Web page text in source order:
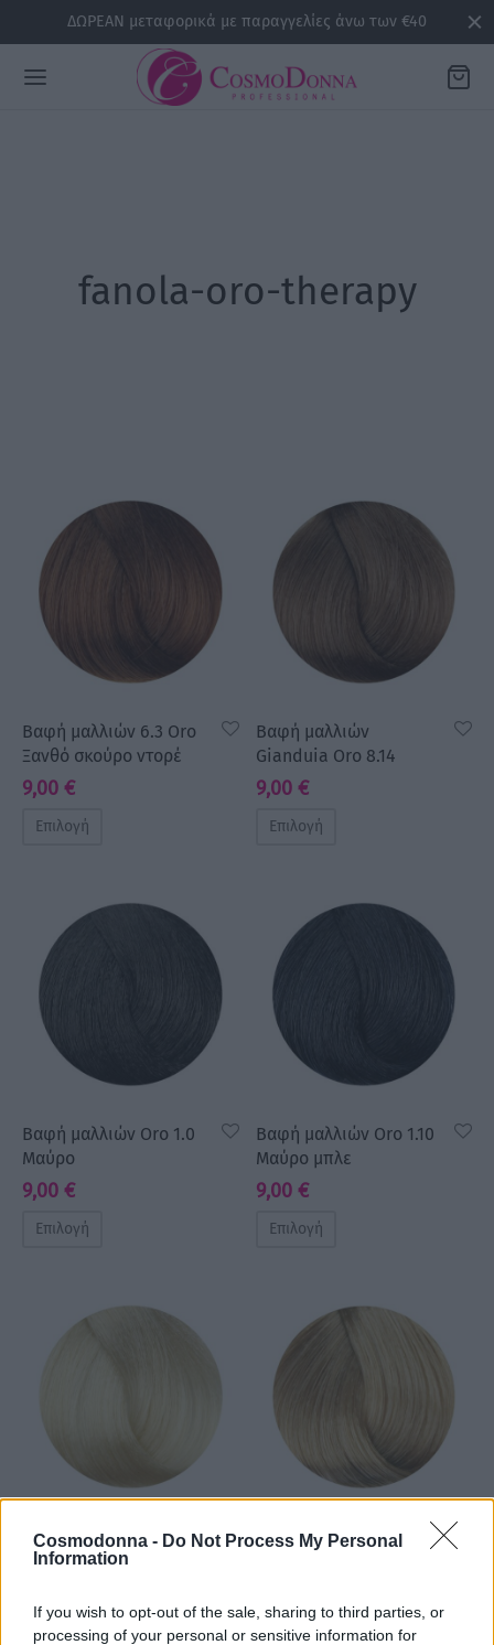
Cosmodonna - Do Not Process My Personal
Information
If you wish to opt-out of the sale, sharing to third parties, or
processing of your personal or sensitive information for
ΔΩΡΕΑΝ μεταφορικά με παραγγελίες άνω των €40
fanola-oro-therapy
Βαφή μαλλιών 6.3 Oro
Ξανθό σκούρο ντορέ
9,00 €
Επιλογή
Βαφή μαλλιών
Gianduia Oro 8.14
9,00 €
Επιλογή
Βαφή μαλλιών Oro 1.0
Μαύρο
9,00 €
Επιλογή
Βαφή μαλλιών Oro 1.10
Μαύρο μπλε
9,00 €
Επιλογή
Βαφή μαλλιών Oro 10.0
Ξανθό πλατινέ
Επιλογή
Βαφή μαλλιών Oro
9,00€
Up
Xanitalia